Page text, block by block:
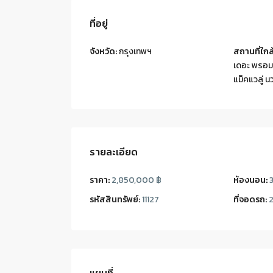
ที่อยู่
จังหวัด:กรุงเทพฯ
สถานที่ใก
เดอะ พรอ
แม็คแวลู่ น
รายละเอียด
ราคา:2,850,000 ฿ ห้องนอน:3
รหัสสินทรัพย์:11127 ที่จอดรถ:2